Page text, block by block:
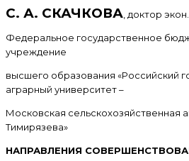
С. А. СКАЧКОВА , доктор
Федеральное государственное
учреждение
высшего образования «Российский
аграрный университет –
Московская сельскохозяйственная
Тимирязева»
НАПРАВЛЕНИЯ